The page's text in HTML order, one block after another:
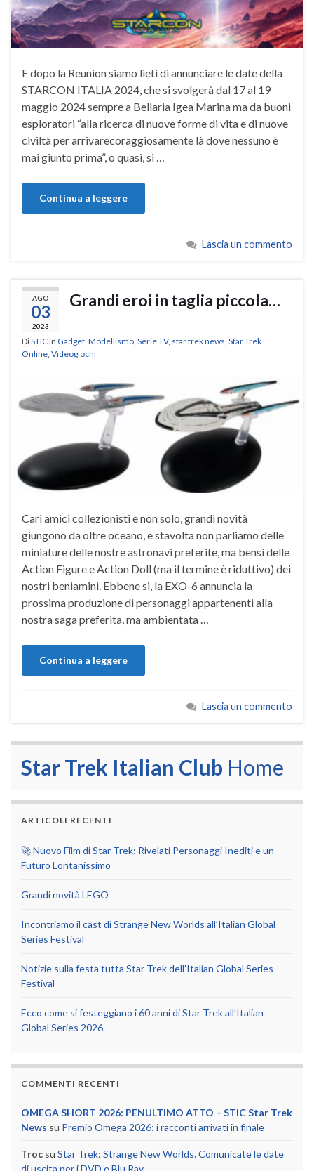
E dopo la Reunion siamo lieti di annunciare le date della
STARCON ITALIA 2024, che si svolgerà dal 17 al 19
maggio 2024 sempre a Bellaria Igea Marina ma da buoni
esploratori “alla ricerca di nuove forme di vita e di nuove
civiltà per arrivarecoraggiosamente là dove nessuno è
mai giunto prima”, o quasi, si …
Continua a leggere
Lascia un commento
AGO
03
2023
Grandi eroi in taglia piccola…
DiSTICin Gadget Modellismo Serie TV, star trek news Star Trek
Online Videogiochi
Cari amici collezionisti e non solo, grandi novità
giungono da oltre oceano, e stavolta non parliamo delle
miniature delle nostre astronavi preferite, ma bensì delle
Action Figure e Action Doll (ma il termine è riduttivo) dei
nostri beniamini. Ebbene si, la EXO-6 annuncia la
prossima produzione di personaggi appartenenti alla
nostra saga preferita, ma ambientata …
Continua a leggere
Lascia un commento
Star Trek Italian Club Home
ARTICOLI RECENTI
🚀 Nuovo Film di Star Trek: Rivelati Personaggi Inediti e un
Futuro Lontanissimo
Grandi novità LEGO
Incontriamo il cast di Strange New Worlds all’Italian Global
Series Festival
Notizie sulla festa tutta Star Trek dell’Italian Global Series
Festival
Ecco come si festeggiano i 60 anni di Star Trek all’Italian
Global Series 2026.
COMMENTI RECENTI
OMEGA SHORT 2026: PENULTIMO ATTO – STIC Star Trek
News su Premio Omega 2026: i racconti arrivati in finale
Troc su Star Trek: Strange New Worlds. Comunicate le date
di uscita per i DVD e Blu Ray.